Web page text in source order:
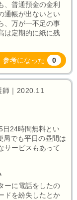
、普通預金の金利
通帳が出ないとい
、万が一不足の事
は定期的に紙に残
参考になった 0
｜2020.11
日24時間無料とい
局でも平日の昼間は
サービスもあって
ーに電話をしたの
ドを紛失したとか